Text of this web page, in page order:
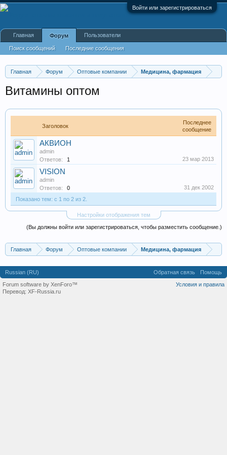
Войти или зарегистрироваться
Главная Форум Оптовые компании Медицина, фармация
Витамины оптом
Заголовок
Последнее
сообщение
АКВИОН
admin
Ответов:
1 23 мар 2013
VISION
admin
Ответов:
0
31 дек 2002
Показано тем: с 1 по 2 из 2.
Настройки отображения тем
(Вы должны войти или зарегистрироваться, чтобы разместить сообщение.)
Главная Форум Оптовые компании Медицина, фармация
Главная Форум
Поиск сообщений Последние сообщения
Пользователи
Russian (RU) Обратная связь
Помощь
Условия и правила
Forum software by XenForo™
Перевод: XF-Russia.ru